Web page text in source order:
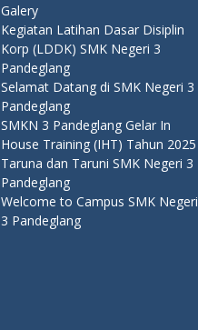
Galery
Kegiatan Latihan Dasar Disiplin
Korp (LDDK) SMK Negeri 3
Pandeglang
Selamat Datang di SMK Negeri 3
Pandeglang
SMKN 3 Pandeglang Gelar In
House Training (IHT) Tahun 2025
Taruna dan Taruni SMK Negeri 3
Pandeglang
Welcome to Campus SMK Negeri
3 Pandeglang